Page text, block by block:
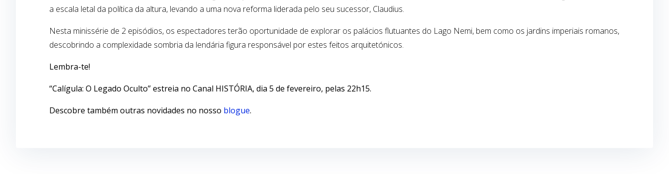
a escala letal da política da altura, levando a uma nova reforma liderada pelo seu sucessor, Claudius.
Nesta minissérie de 2 episódios, os espectadores terão oportunidade de explorar os palácios flutuantes do Lago Nemi, bem como os jardins imperiais romanos,
descobrindo a complexidade sombria da lendária figura responsável por estes feitos arquitetónicos.
Lembra-te!
“Calígula: O Legado Oculto” estreia no Canal HISTÓRIA, dia 5 de fevereiro, pelas 22h15.
Descobre também outras novidades no nosso blogue.